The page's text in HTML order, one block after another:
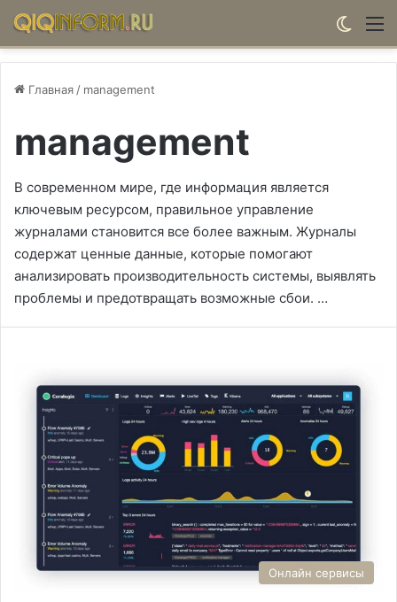
Главная / management
management
В современном мире, где информация является
ключевым ресурсом, правильное управление
журналами становится все более важным. Журналы
содержат ценные данные, которые помогают
анализировать производительность системы, выявлять
проблемы и предотвращать возможные сбои. …
Онлайн сервисы